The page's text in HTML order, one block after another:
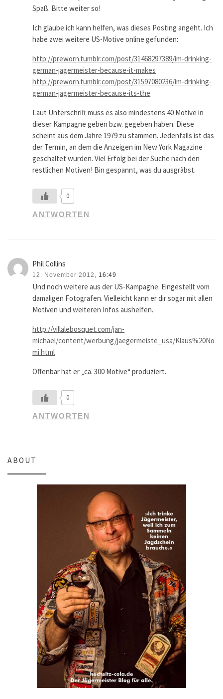
Spaß. Bitte weiter so!
Ich glaube ich kann helfen, was dieses Posting angeht. Ich
habe zwei weitere US-Motive online gefunden:
http://preworn.tumblr.com/post/31468297389/im-drinking-
german-jagermeister-because-it-makes
http://preworn.tumblr.com/post/31597080236/im-drinking-
german-jagermeister-because-its-the
Laut Unterschrift muss es also mindestens 40 Motive in
dieser Kampagne geben bzw. gegeben haben. Diese
scheint aus dem Jahre 1979 zu stammen. Jedenfalls ist das
der Termin, an dem die Anzeigen im New York Magazine
geschaltet wurden. Viel Erfolg bei der Suche nach den
restlichen Motiven! Bin gespannt, was du ausgräbst.
0
ANTWORTEN
Phil Collins
12. November 2012, 16:49
Und noch weitere aus der US-Kampagne. Eingestellt vom
damaligen Fotografen. Vielleicht kann er dir sogar mit allen
Motiven und weiteren Infos aushelfen.
http://villalebosquet.com/jan-
michael/content/werbung/jaegermeiste_usa/Klaus%20No
mi.html
Offenbar hat er „ca. 300 Motive“ produziert.
0
ANTWORTEN
ABOUT